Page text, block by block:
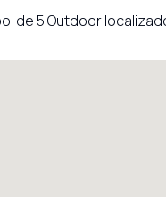
de 5 Outdoor